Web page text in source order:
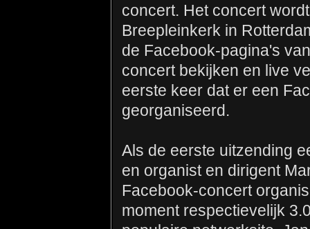
concert. Het concert
Breepleinkerk in
de Facebook-pagina's
concert bekijken en live
eerste keer dat er een
georganiseerd.
Als de eerste uitzending
en organist en dirigent
Facebook-concert
moment respectievelijk